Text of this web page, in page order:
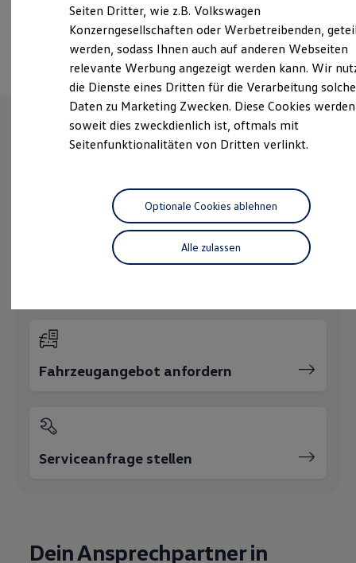
ID. Software Versionen und Updates
Digitale Extras
Schnittstellen zu Ihrem ID.
Hybridautos
Marke und Erlebnis
Volkswagen R und R Experience
R-Modelle
Driving Experience
Volkswagen entdecken
Lifestyle Shop
T-Roc Kollektion
Golf Kollektion
ID. Kollektion
Volkswagen Kollektion
R-Kollektion
Besitzer und Service
Service und Ersatzteile
Economy Service
Entertainment und Elektronik
Individualisieren
Ansprechpartner
Wie können wir
Ihnen weiterhelfen?
Fahrzeugangebot anfordern
Serviceanfrage stellen
Dein Ansprechpartner in
Seiten Dritter, wie z.B. Volkswagen
Konzerngesellschaften oder Werbetreibenden,
werden, sodass Ihnen auch auf anderen Webseiten
relevante Werbung angezeigt werden kann. Wir
die Dienste eines Dritten für die Verarbeitung
Daten zu Marketing Zwecken. Diese Cookies
soweit dies zweckdienlich ist, oftmals mit
Seitenfunktionalitäten von Dritten verlinkt.
Alle zulassen
Optionale Cookies ablehnen